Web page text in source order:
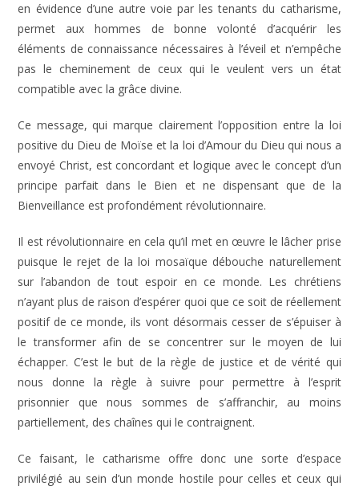
en évidence d’une autre voie par les tenants du catharisme,
permet aux hommes de bonne volonté d’acquérir les
éléments de connaissance nécessaires à l’éveil et n’empêche
pas le cheminement de ceux qui le veulent vers un état
compatible avec la grâce divine.
Ce message, qui marque clairement l’opposition entre la loi
positive du Dieu de Moïse et la loi d’Amour du Dieu qui nous a
envoyé Christ, est concordant et logique avec le concept d’un
principe parfait dans le Bien et ne dispensant que de la
Bienveillance est profondément révolutionnaire.
Il est révolutionnaire en cela qu’il met en œuvre le lâcher prise
puisque le rejet de la loi mosaïque débouche naturellement
sur l’abandon de tout espoir en ce monde. Les chrétiens
n’ayant plus de raison d’espérer quoi que ce soit de réellement
positif de ce monde, ils vont désormais cesser de s’épuiser à
le transformer afin de se concentrer sur le moyen de lui
échapper. C’est le but de la règle de justice et de vérité qui
nous donne la règle à suivre pour permettre à l’esprit
prisonnier que nous sommes de s’affranchir, au moins
partiellement, des chaînes qui le contraignent.
Ce faisant, le catharisme offre donc une sorte d’espace
privilégié au sein d’un monde hostile pour celles et ceux qui